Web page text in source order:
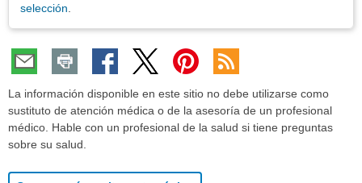
selección
La información disponible en este sitio no debe utilizarse como
sustituto de atención médica o de la asesoría de un profesional
médico. Hable con un profesional de la salud si tiene preguntas
sobre su salud.